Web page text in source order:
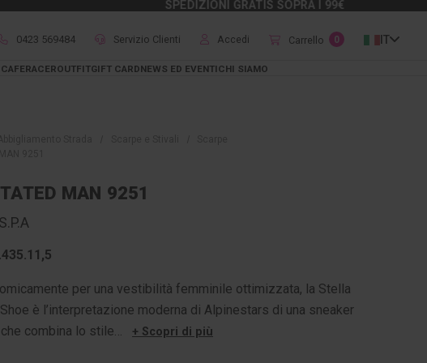
SPEDIZIONI GRATIS SOPRA I 99€
0423 569484 Servizio Clienti Accedi Carrello 0 IT
OUTFITGIFT CARDNEWS ED EVENTICHI SIAMO
MAN 9251
per una vestibilità femminile ottimizzata, la Stella
è l’interpretazione moderna di Alpinestars di una sneaker
combina lo stile…
+ Scopri di più